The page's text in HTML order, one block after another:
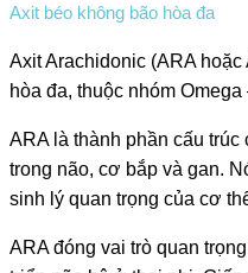
Axit béo không bão hòa đa
Axit Arachidonic (ARA
hòa đa, thuộc nhóm Omega
ARA là thành phần cấu trúc
trong não, cơ bắp và gan.
sinh lý quan trọng của cơ
ARA đóng vai trò quan